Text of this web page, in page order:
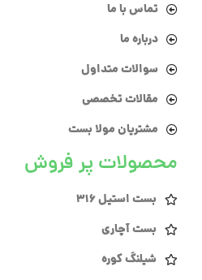
تماس با ما
درباره ما
سوالات متداول
مقالات تخصصی
مشتریان مولا بست
محصولات پر فروش
بست استیل 316
بست آچاری
شیلنگ کوره